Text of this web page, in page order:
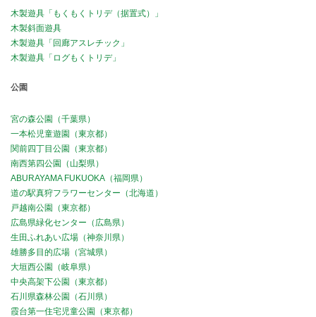
木製遊具「もくもくトリデ（据置式）」
木製斜面遊具
木製遊具「回廊アスレチック」
木製遊具「ログもくトリデ」
公園
宮の森公園（千葉県）
一本松児童遊園（東京都）
関前四丁目公園（東京都）
南西第四公園（山梨県）
ABURAYAMA FUKUOKA（福岡県）
道の駅真狩フラワーセンター（北海道）
戸越南公園（東京都）
広島県緑化センター（広島県）
生田ふれあい広場（神奈川県）
雄勝多目的広場（宮城県）
大垣西公園（岐阜県）
中央高架下公園（東京都）
石川県森林公園（石川県）
霞台第一住宅児童公園（東京都）